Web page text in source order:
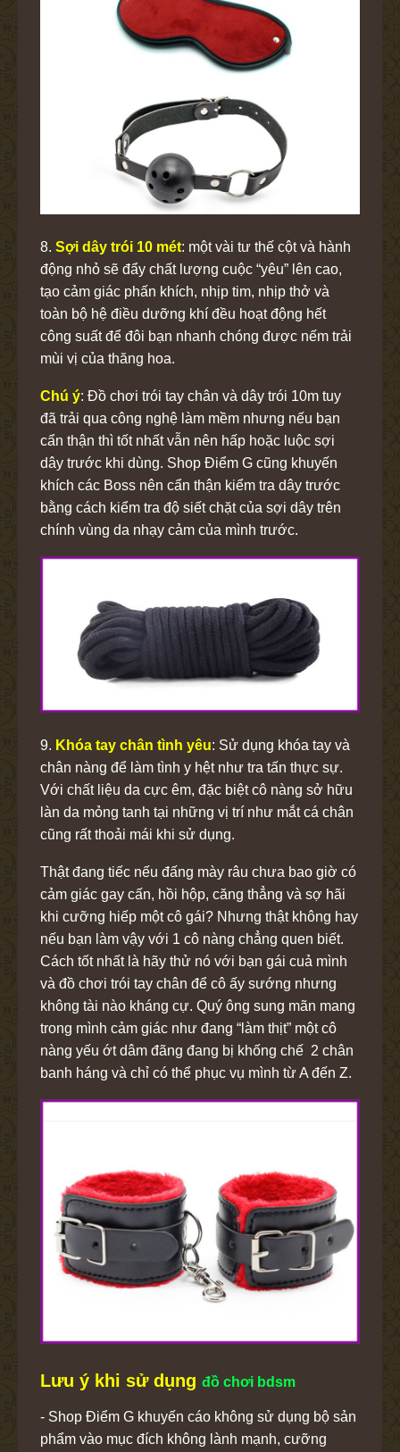
8. Sợi dây trói 10 mét: một vài tư thế cột và hành
động nhỏ sẽ đẩy chất lượng cuộc “yêu” lên cao,
tạo cảm giác phấn khích, nhịp tim, nhịp thở và
toàn bộ hệ điều dưỡng khí đều hoạt động hết
công suất để đôi bạn nhanh chóng được nếm trải
mùi vị của thăng hoa.
Chú ý: Đồ chơi trói tay chân và dây trói 10m tuy
đã trải qua công nghệ làm mềm nhưng nếu bạn
cẩn thận thì tốt nhất vẫn nên hấp hoặc luộc sợi
dây trước khi dùng. Shop Điểm G cũng khuyến
khích các Boss nên cẩn thận kiểm tra dây trước
bằng cách kiểm tra độ siết chặt của sợi dây trên
chính vùng da nhạy cảm của mình trước.
9. Khóa tay chân tình yêu: Sử dụng khóa tay và
chân nàng để làm tình y hệt như tra tấn thực sự.
Với chất liệu da cực êm, đặc biệt cô nàng sở hữu
làn da mỏng tanh tại những vị trí như mắt cá chân
cũng rất thoải mái khi sử dụng.
Thật đang tiếc nếu đấng mày râu chưa bao giờ có
cảm giác gay cấn, hồi hộp, căng thẳng và sợ hãi
khi cưỡng hiếp một cô gái? Nhưng thật không hay
nếu bạn làm vậy với 1 cô nàng chẳng quen biết.
Cách tốt nhất là hãy thử nó với bạn gái cuả mình
và đồ chơi trói tay chân để cô ấy sướng nhưng
không tài nào kháng cự. Quý ông sung mãn mang
trong mình cảm giác như đang “làm thịt” một cô
nàng yếu ớt dâm đãng đang bị khống chế 2 chân
banh háng và chỉ có thể phục vụ mình từ A đến Z.
Lưu ý khi sử dụng đồ chơi bdsm
- Shop Điểm G khuyến cáo không sử dụng bộ sản
phẩm vào mục đích không lành mạnh, cưỡng